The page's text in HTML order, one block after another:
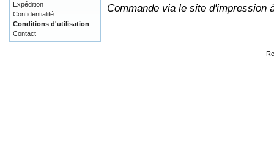
Commande via le site d'impression
Expédition
Confidentialité
Conditions d'utilisation
Contact